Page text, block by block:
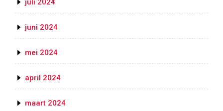
juli 2024
juni 2024
mei 2024
april 2024
maart 2024